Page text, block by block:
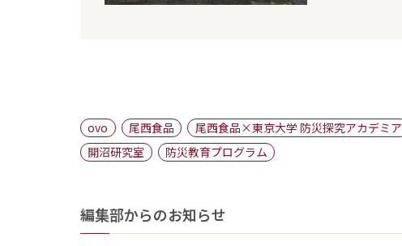
ovo 尾西食品 尾西食品×東京大学 防災探究アカデミア
開沼研究室
防災教育プログラム
編集部からのお知らせ